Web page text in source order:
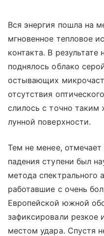
Вся энергия пошла на
мгновенное тепловое
контакта. В
поднялось облако
остывающих
отсутствия
слилось с точно
лунной поверхности.
Тем не менее,
падения ступени был
метода спектрального
работавшие с очень
Европейской южной
зафиксировали резкое
местом удара. Спустя